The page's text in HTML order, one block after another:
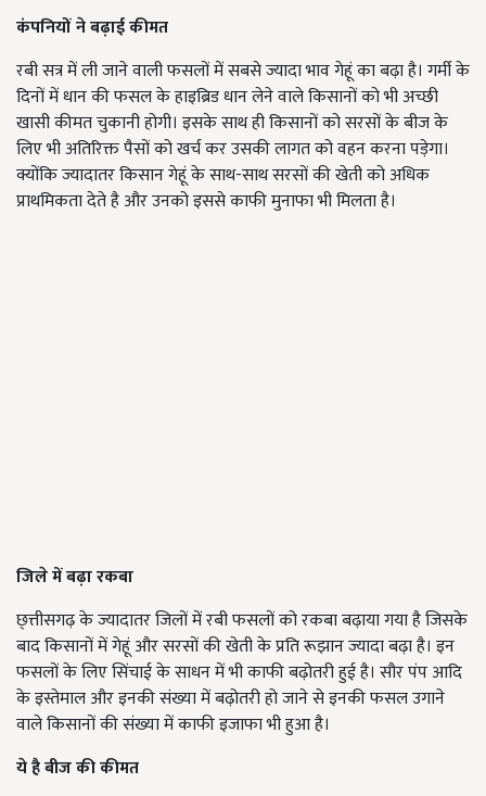
कंपनियों ने बढ़ाई कीमत
रबी सत्र में ली जाने वाली फसलों में सबसे ज्यादा भाव गेहूं का बढ़ा है। गर्मी के
दिनों में धान की फसल के हाइब्रिड धान लेने वाले किसानों को भी अच्छी
खासी कीमत चुकानी होगी। इसके साथ ही किसानों को सरसों के बीज के
लिए भी अतिरिक्त पैसों को खर्च कर उसकी लागत को वहन करना पड़ेगा।
क्योंकि ज्यादातर किसान गेहूं के साथ-साथ सरसों की खेती को अधिक
प्राथमिकता देते है और उनको इससे काफी मुनाफा भी मिलता है।
जिले में बढ़ा रकबा
छ्त्तीसगढ़ के ज्यादातर जिलों में रबी फसलों को रकबा बढ़ाया गया है जिसके
बाद किसानों में गेहूं और सरसों की खेती के प्रति रूझान ज्यादा बढ़ा है। इन
फसलों के लिए सिंचाई के साधन में भी काफी बढ़ोतरी हुई है। सौर पंप आदि
के इस्तेमाल और इनकी संख्या में बढ़ोतरी हो जाने से इनकी फसल उगाने
वाले किसानों की संख्या में काफी इजाफा भी हुआ है।
ये है बीज की कीमत